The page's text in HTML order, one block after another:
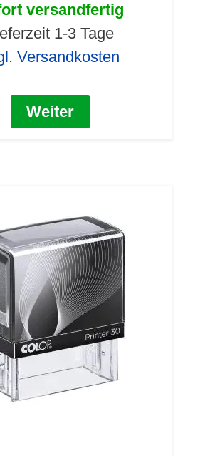
versandfertig
1-3 Tage
Versandkosten
Weiter